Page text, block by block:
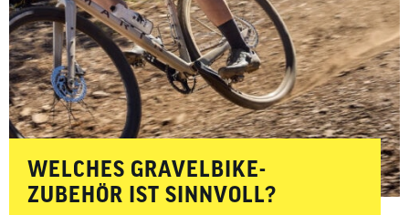
WELCHES GRAVELBIKE-
ZUBEHÖR IST SINNVOLL?